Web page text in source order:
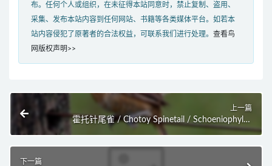
布。任何个人或组织，在未征得本站同意时，禁止复制、盗用、
采集、发布本站内容到任何网站、书籍等各类媒体平台。如若本
站内容侵犯了原著者的合法权益，可联系我们进行处理。 查看鸟
网版权声明>>
上一篇
霍托针尾雀 / Chotoy Spinetail / Schoeniophylax
phryganophilus
下一篇